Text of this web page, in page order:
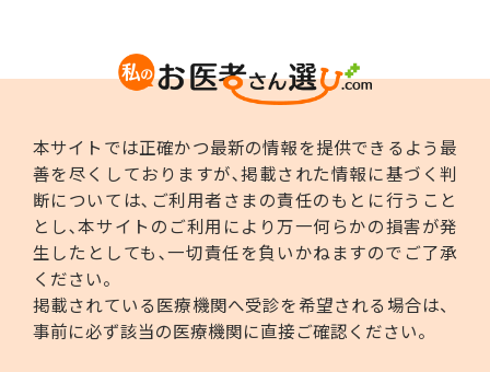
本サイトでは正確かつ最新の情報を提供できるよう最
善を尽くしておりますが､掲載された情報に基づく判
断については､ご利用者さまの責任のもとに行うこと
とし､本サイトのご利用により万一何らかの損害が発
生したとしても､一切責任を負いかねますのでご了承
ください。
掲載されている医療機関へ受診を希望される場合は、
事前に必ず該当の医療機関に直接ご確認ください。